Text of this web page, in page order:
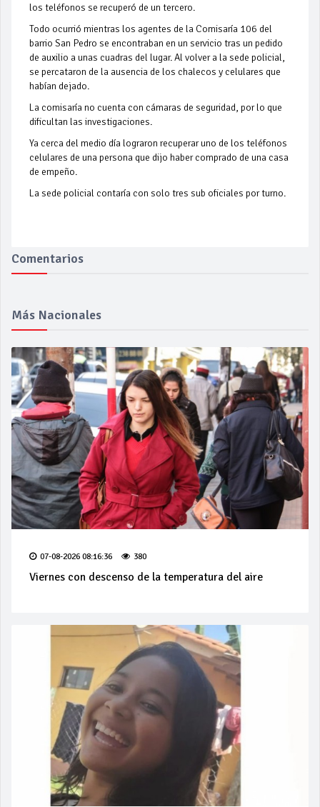
los teléfonos se recuperó de un tercero.
Todo ocurrió mientras los agentes de la Comisaría 106 del
barrio San Pedro se encontraban en un servicio tras un pedido
de auxilio a unas cuadras del lugar. Al volver a la sede policial,
se percataron de la ausencia de los chalecos y celulares que
habían dejado.
La comisaría no cuenta con cámaras de seguridad, por lo que
dificultan las investigaciones.
Ya cerca del medio día lograron recuperar uno de los teléfonos
celulares de una persona que dijo haber comprado de una casa
de empeño.
La sede policial contaría con solo tres sub oficiales por turno.
Comentarios
Más Nacionales
07-08-2026 08:16:36 380
Viernes con descenso de la temperatura del aire